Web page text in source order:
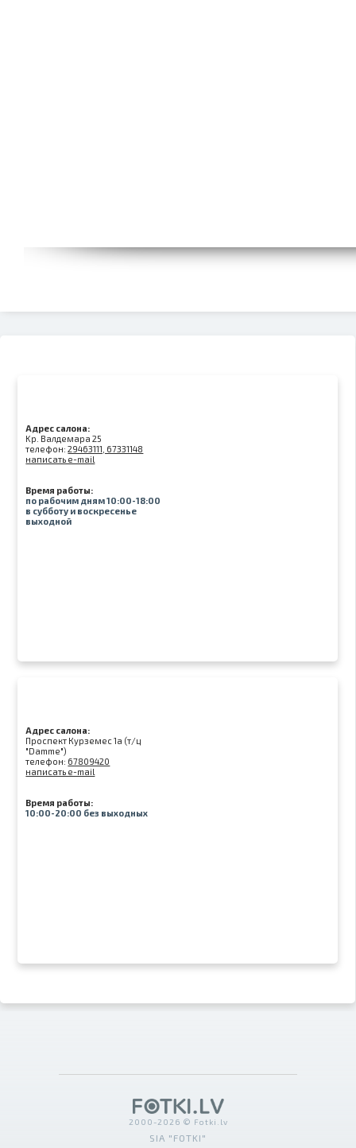
Адрес салона:
Kр. Валдемара 25
телефон:29463111, 67331148
написать e-mail
Время работы:
по рабочим дням 10:00-18:00
в субботу и воскресенье
выходной
Адрес салона:
Проспект Курземес 1а (т/ц
"Damme")
телефон: 67809420
написать e-mail
Время работы:
10:00-20:00 без выходных
2000-2026 © Fotki.lv
SIA "FOTKI"